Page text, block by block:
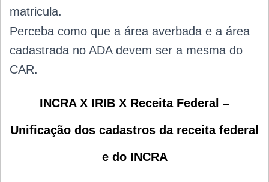
matricula.
Perceba como que a área averbada e a área
cadastrada no ADA devem ser a mesma do
CAR.
INCRA X IRIB X Receita Federal –
Unificação dos cadastros da receita federal
e do INCRA